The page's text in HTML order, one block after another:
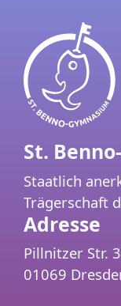
St.
Staatlich
Trägerschaft
Adresse
Pillnitzer Str.
01069